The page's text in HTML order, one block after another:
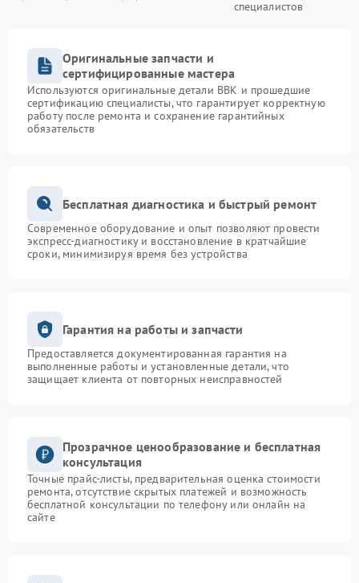
специалистов
Оригинальные запчасти и
сертифицированные мастера
Используются оригинальные детали BBK и прошедшие
сертификацию специалисты, что гарантирует корректную
работу после ремонта и сохранение гарантийных
обязательств
Бесплатная диагностика и быстрый ремонт
Современное оборудование и опыт позволяют провести
экспресс-диагностику и восстановление в кратчайшие
сроки, минимизируя время без устройства
Гарантия на работы и запчасти
Предоставляется документированная гарантия на
выполненные работы и установленные детали, что
защищает клиента от повторных неисправностей
Прозрачное ценообразование и бесплатная
консультация
Точные прайс-листы, предварительная оценка стоимости
ремонта, отсутствие скрытых платежей и возможность
бесплатной консультации по телефону или онлайн на
сайте